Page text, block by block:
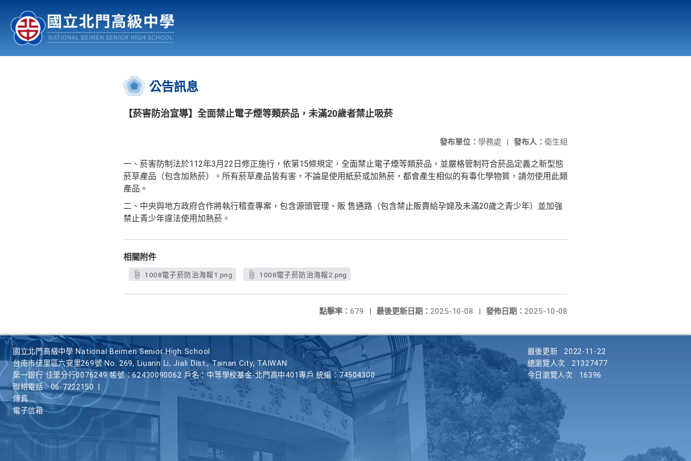
認識北中 行事曆
:::
公告訊息
【菸害防治宣導】全面禁止電子煙等類菸品，未滿20歲者禁止吸菸
發布人： 衛生組
發布單位： 學務處 |
一、菸害防制法於112年3月22日修正施行，依第15條規定，全面禁止電子煙等類菸品，並嚴格管制符合菸品定義之新型態
菸草產品（包含加熱菸）。所有菸草產品皆有害，不論是使用紙菸或加熱菸，都會產生相似的有毒化學物質，請勿使用此類
產品。
二、中央與地方政府合作將執行稽查專案，包含源頭管理、販 售通路（包含禁止販賣給孕婦及未滿20歲之青少年）並加強
禁止青少年違法使用加熱菸。
相關附件
1008電子菸防治海報1.png 1008電子菸防治海報2.png
發佈日期： 2025-10-08
最後更新日期： 2025-10-08 |
點擊率： 679 |
國立北門高級中學 National Beimen Senior High School
台南市佳里區六安里269號 No. 269, Liuann Li, Jiali Dist., Tainan City, TAIWAN
第一銀行 佳里分行0076249 帳號：62430090062 戶名：中等學校基金-北門高中401專戶 統編：74504300
聯絡電話
06-7222150
傳真
電子信箱
最後更新
2022-11-22
總瀏覽人次
21327477
今日瀏覽人次
16396